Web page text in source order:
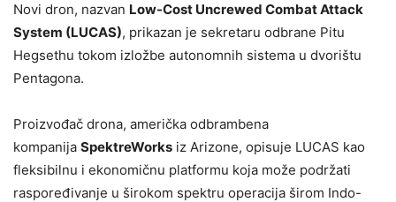
Novi dron, nazvan Low-Cost Uncrewed Combat Attack
System (LUCAS), prikazan je sekretaru odbrane Pitu
Hegsethu tokom izložbe autonomnih sistema u dvorištu
Pentagona.
Proizvođač drona, američka odbrambena
kompanija SpektreWorks iz Arizone, opisuje LUCAS kao
fleksibilnu i ekonomičnu platformu koja može podržati
raspoređivanje u širokom spektru operacija širom Indo-